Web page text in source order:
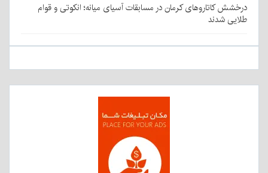
درخشش کاتاروهای کرمان در مسابقات آسیای میانه؛ انکوتی و قوام
طلایی شدند